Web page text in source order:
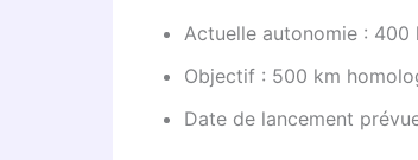
Actuelle autonomie : 400
Objectif : 500 km
Date de lancement